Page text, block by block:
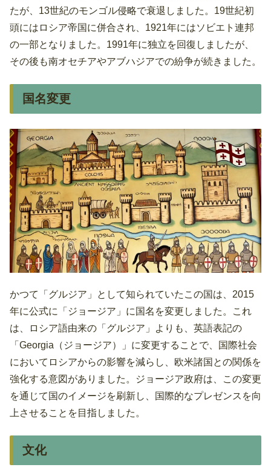
たが、13世紀のモンゴル侵略で衰退しました。19世紀初
頭にはロシア帝国に併合され、1921年にはソビエト連邦
の一部となりました。1991年に独立を回復しましたが、
その後も南オセチアやアブハジアでの紛争が続きました。
国名変更
かつて「グルジア」として知られていたこの国は、2015
年に公式に「ジョージア」に国名を変更しました。これ
は、ロシア語由来の「グルジア」よりも、英語表記の
「Georgia（ジョージア）」に変更することで、国際社会
においてロシアからの影響を減らし、欧米諸国との関係を
強化する意図がありました。ジョージア政府は、この変更
を通じて国のイメージを刷新し、国際的なプレゼンスを向
上させることを目指しました。
文化